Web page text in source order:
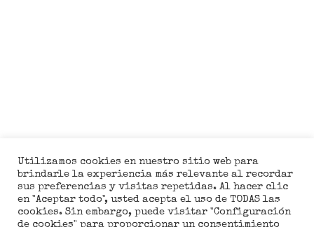
Utilizamos cookies en nuestro sitio web para
brindarle la experiencia más relevante al recordar
sus preferencias y visitas repetidas. Al hacer clic
en "Aceptar todo", usted acepta el uso de TODAS las
cookies. Sin embargo, puede visitar "Configuración
de cookies" para proporcionar un consentimiento